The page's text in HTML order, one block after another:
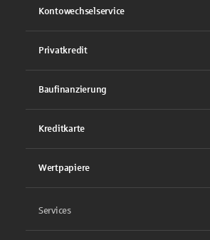
Kontowechselservice
Privatkredit
Baufinanzierung
Kreditkarte
Wertpapiere
Services